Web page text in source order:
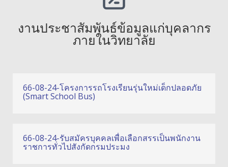
งานประชาสัมพันธ์ข้อมูลแก่บุคลากร
ภายในวิทยาลัย
66-08-24-โครงการรถโรงเรียนรุ่นใหม่เด็กปลอดภัย
(Smart School Bus)
66-08-24-รับสมัครบุคคลเพื่อเลือกสรรเป็นพนักงาน
ราชการทั่วไปสังกัดกรมประมง